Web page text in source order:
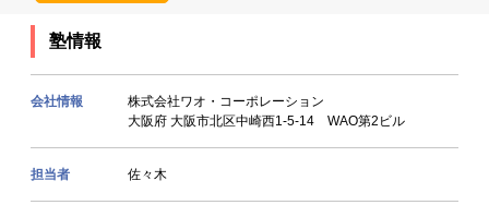
塾情報
会社情報
株式会社ワオ・コーポレーション
大阪府 大阪市北区中崎西1-5-14 WAO第2ビル
担当者 佐々木